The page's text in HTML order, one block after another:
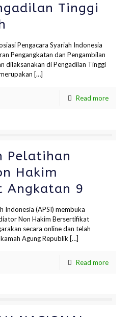
Tinggi
Pengacara Syariah Indonesia
Pengangkatan dan Pengambilan
dilaksanakan di Pengadilan Tinggi
[…]
Read more
Pelatihan
Hakim
Angkatan 9
Indonesia (APSI) membuka
Non Hakim Bersertifikat
secara online dan telah
Agung Republik […]
Read more